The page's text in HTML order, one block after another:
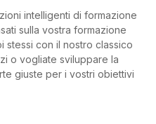
intelligenti di formazione
sulla vostra formazione
con il nostro classico
o vogliate sviluppare la
giuste per i vostri obiettivi